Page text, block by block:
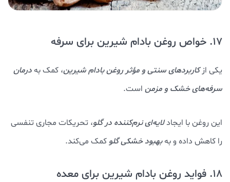
17. خواص روغن بادام شيرين برای سرفه
یکی ازکاربردهای سنتی و مؤثر روغن بادام شیرین، کمک بهدرمان
سرفه‌های خشک و مزمن است.
این روغن با ایجادلایه‌ای نرم‌کننده در گلو، تحریکات مجاری تنفسی
را کاهش داده و بهبهبود خشکی گلو کمک می‌کند.
18. فواید روغن بادام شيرين برای معده